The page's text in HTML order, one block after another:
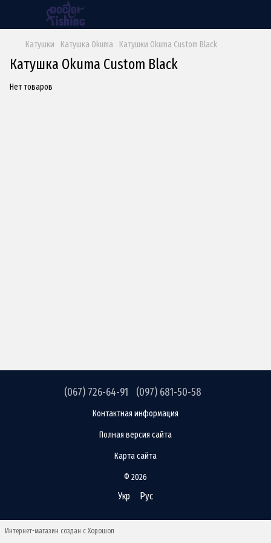
Катушки Катушка Okuma Катушки Okuma Custom Black
Катушка Okuma Custom Black
Нет товаров
(067) 726-64-91 (097) 681-50-58
Контактная информация
Полная версия сайта
Карта сайта
© 2026
Укр Рус
Интернет-магазин создан с Хорошоп